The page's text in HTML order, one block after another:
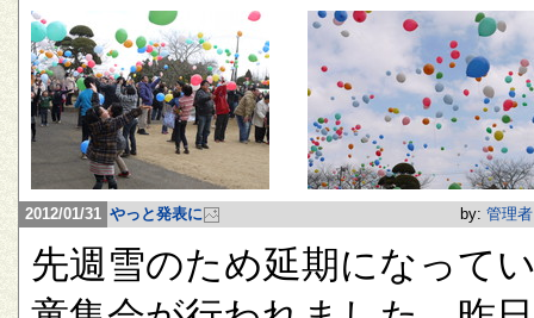
2012/01/31 やっと発表に by: 管理者
先週雪のため延期になって